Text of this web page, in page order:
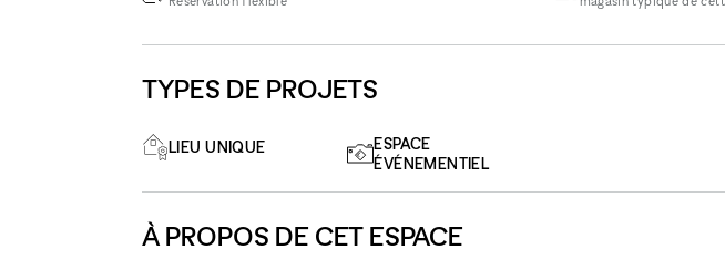
TYPES DE PROJETS
LIEU UNIQUE
ESPACE
ÉVÉNEMENTIEL
À PROPOS DE CET ESPACE